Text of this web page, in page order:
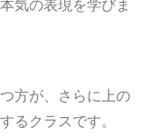
気の表現を学びま
方が、さらに上の
るクラスです。